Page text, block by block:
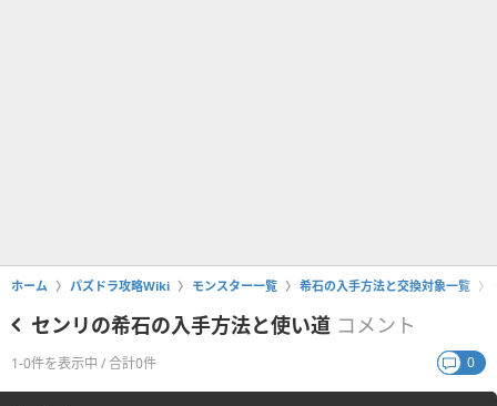
ホーム パズドラ攻略Wiki モンスター一覧 希石の入手方法と交換対象一覧
センリの希石の入手方法と使い道 コメント
1-0件を表示中 / 合計0件 0